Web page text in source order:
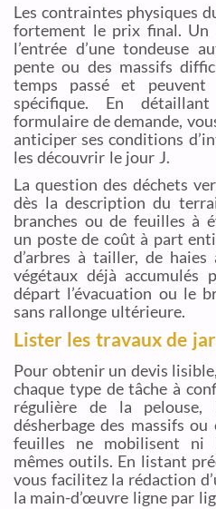
Les contraintes physiques
fortement le prix final.
l’entrée d’une tondeuse
pente ou des massifs
temps passé et peuvent
spécifique. En
formulaire de demande,
anticiper ses conditions
les découvrir le jour J.
La question des déchets
dès la description du
branches ou de feuilles à
un poste de coût à part
d’arbres à tailler, de
végétaux déjà accumulés
départ l’évacuation ou le
sans rallonge ultérieure.
Lister les travaux de
Pour obtenir un devis
chaque type de tâche à
régulière de la
désherbage des massifs ou
feuilles ne mobilisent ni
mêmes outils. En listant
vous facilitez la rédaction
la main-d’œuvre ligne par